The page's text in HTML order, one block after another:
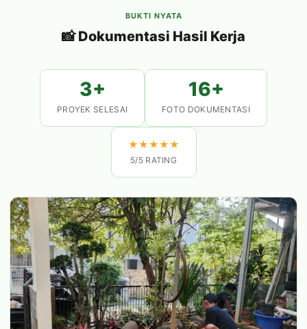
BUKTI NYATA
📸 Dokumentasi Hasil Kerja
3+
PROYEK SELESAI
16+
FOTO DOKUMENTASI
★★★★★
5/5 RATING